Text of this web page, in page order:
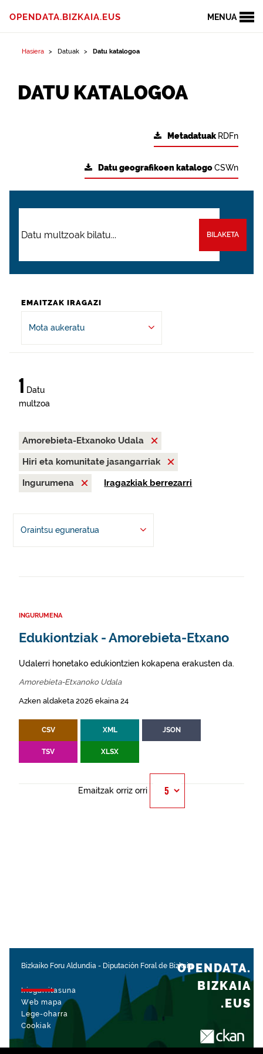
MENUA
OPENDATA.BIZKAIA.EUS
Hasiera Datuak Datu katalogoa
DATU KATALOGOA
Metadatuak RDFn
Datu geografikoen katalogoCSWn
BILAKETA
EMAITZAK IRAGAZI
Mota aukeratu
1 Datu
multzoa
Amorebieta-Etxanoko Udala
Hiri eta komunitate jasangarriak
Ingurumena
Iragazkiak berrezarri
Oraintsu eguneratua
INGURUMENA
Edukiontziak - Amorebieta-Etxano
Udalerri honetako edukiontzien kokapena erakusten da.
Amorebieta-Etxanoko Udala
Azken aldaketa 2026 ekaina 24
CSV XML JSON
TSV XLSX
Emaitzak orriz orri
Bizkaiko Foru Aldundia - Diputación Foral de Bizkaia
Irisgarritasuna
Web mapa
Lege-oharra
Cookiak
OPENDATA.
BIZKAIA
.EUS